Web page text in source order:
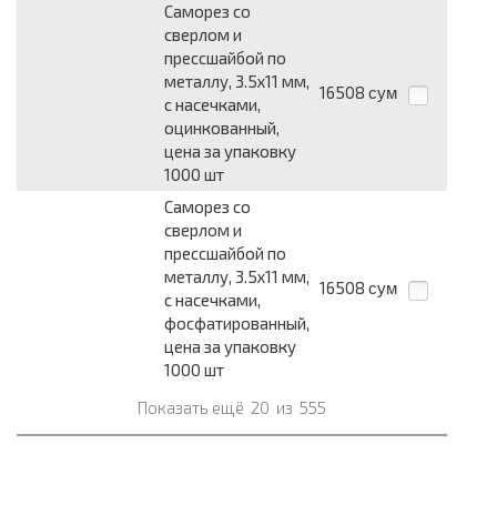
Саморез со
сверлом и
прессшайбой по
металлу, 3.5х11 мм,
с насечками,
оцинкованный,
цена за упаковку
1000 шт
16508 сум
Саморез со
сверлом и
прессшайбой по
металлу, 3.5х11 мм,
с насечками,
фосфатированный,
цена за упаковку
1000 шт
16508 сум
Показать ещё 20 из 555